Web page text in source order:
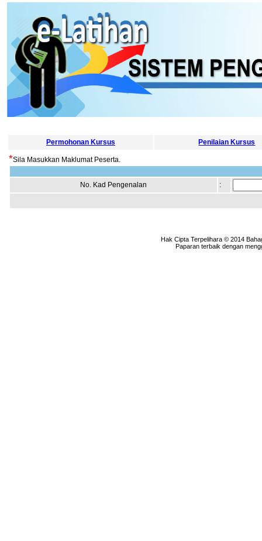
Permohonan Kursus Penilaian Kursus
*Sila Masukkan Maklumat Peserta.
No. Kad Pengenalan :
Hak Cipta Terpelihara © 2014
Paparan terbaik dengan